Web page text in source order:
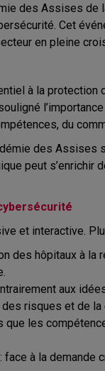
des Assises de
Cet
en pleine
à la
du
des
peut s’enrichir
et interactive.
des hôpitaux à
aux
risques et de
les
à la